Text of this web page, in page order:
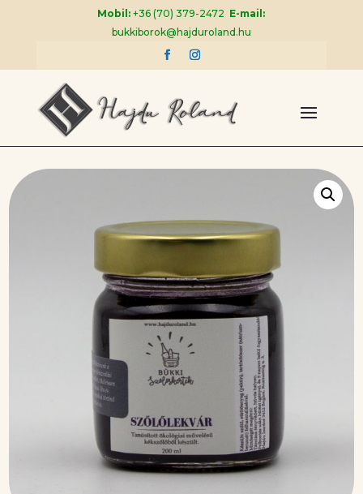
Mobil: +36 (70) 379-2472 E-mail:
bukkiborok@hajduroland.hu